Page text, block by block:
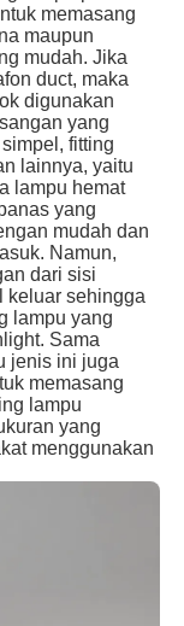
memasang
maupun
mudah. Jika
duct, maka
digunakan
yang
fitting
lainnya, yaitu
lampu hemat
yang
mudah dan
Namun,
dari sisi
keluar sehingga
lampu yang
Sama
jenis ini juga
memasang
lampu
yang
menggunakan